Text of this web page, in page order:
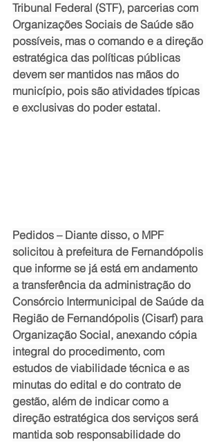
Tribunal Federal (STF), parcerias com
Organizações Sociais de Saúde são
possíveis, mas o comando e a direção
estratégica das políticas públicas
devem ser mantidos nas mãos do
município, pois são atividades típicas
e exclusivas do poder estatal.
Pedidos – Diante disso, o MPF
solicitou à prefeitura de Fernandópolis
que informe se já está em andamento
a transferência da administração do
Consórcio Intermunicipal de Saúde da
Região de Fernandópolis (Cisarf) para
Organização Social, anexando cópia
integral do procedimento, com
estudos de viabilidade técnica e as
minutas do edital e do contrato de
gestão, além de indicar como a
direção estratégica dos serviços será
mantida sob responsabilidade do